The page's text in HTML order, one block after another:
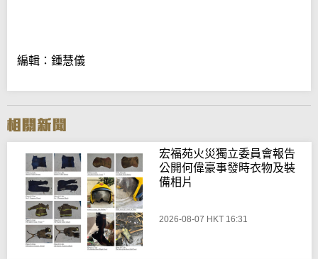
編輯：鍾慧儀
宏福苑火災獨立委員會報告
公開何偉豪事發時衣物及裝
備相片
2026-08-07 HKT 16:31